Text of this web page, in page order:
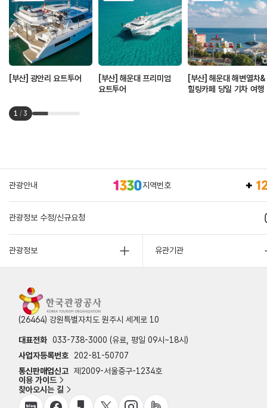
[부산] 광안리 요트투어
[부산] 해운대 프리미엄
요트투어
[부산] 해운대 해변열차&
힐링카페 당일 기차 여행
1 / 3
관광안내 지역번호
관광정보 수정/신규요청
관광정보 유관기관
(26464) 강원특별자치도 원주시 세계로 10
대표전화 033-738-3000 (유료, 평일 09시~18시)
사업자등록번호
202-81-50707
통신판매업신고 제2009-서울중구-1234호
이용 가이드
찾아오시는 길